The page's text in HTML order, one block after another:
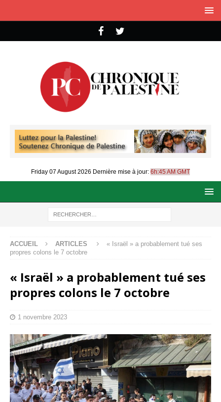
Friday 07 August 2026 Dernière mise à jour: 6h:45 AM GMT
ACCUEIL ARTICLES
« Israël » a probablement tué ses
propres colons le 7 octobre
« Israël » a probablement tué ses
propres colons le 7 octobre
1 novembre 2023